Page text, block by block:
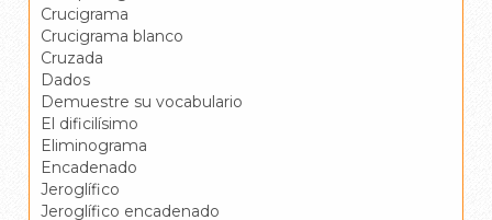
Crucigrama
Crucigrama blanco
Cruzada
Dados
Demuestre su vocabulario
El dificilísimo
Eliminograma
Encadenado
Jeroglífico
Jeroglífico encadenado